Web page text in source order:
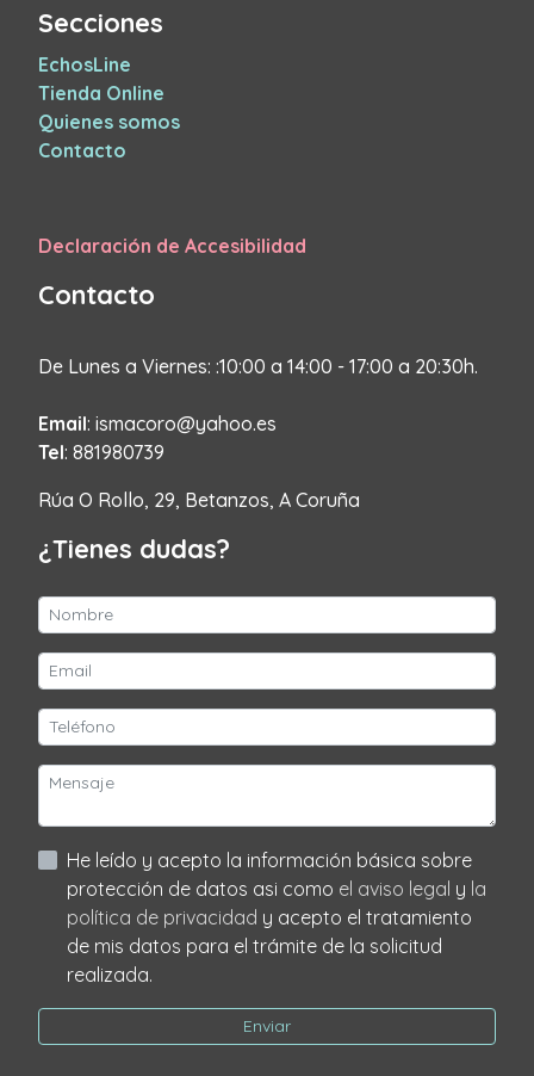
Secciones
EchosLine
Tienda Online
Quienes somos
Contacto
Declaración de Accesibilidad
Contacto
De Lunes a Viernes: :10:00 a 14:00 - 17:00 a 20:30h.
Email: ismacoro@yahoo.es
Tel: 881980739
Rúa O Rollo, 29, Betanzos, A Coruña
¿Tienes dudas?
He leído y acepto la información básica sobre
protección de datos asi como el aviso legal y la
política de privacidad y acepto el tratamiento
de mis datos para el trámite de la solicitud
realizada.
Enviar